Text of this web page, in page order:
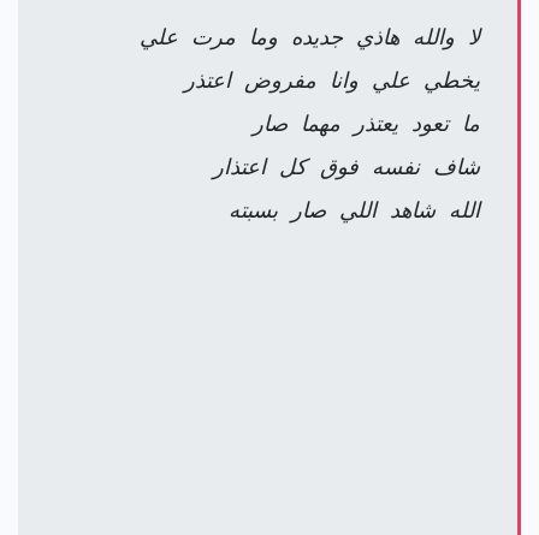
لا والله هاذي جديده وما مرت علي
يخطي علي وانا مفروض اعتذر
ما تعود يعتذر مهما صار
شاف نفسه فوق كل اعتذار
الله شاهد اللي صار بسبته